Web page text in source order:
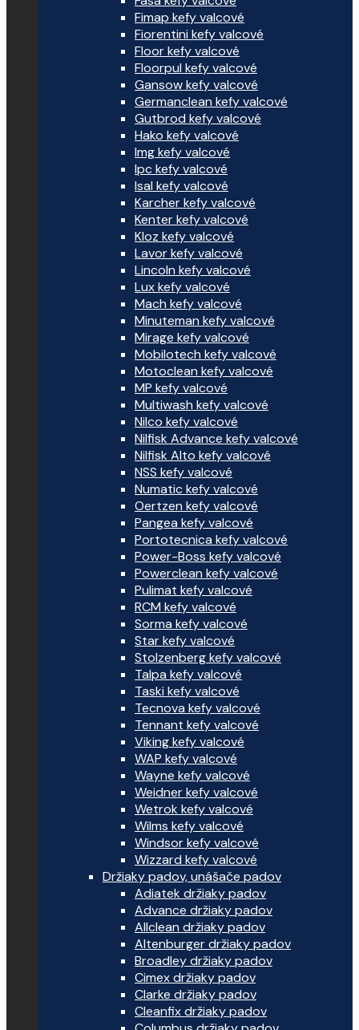
Fimap kefy valcové
Fiorentini kefy valcové
Floor kefy valcové
Floorpul kefy valcové
Gansow kefy valcové
Germanclean kefy valcové
Gutbrod kefy valcové
Hako kefy valcové
Img kefy valcové
Ipc kefy valcové
Isal kefy valcové
Karcher kefy valcové
Kenter kefy valcové
Kloz kefy valcové
Lavor kefy valcové
Lincoln kefy valcové
Lux kefy valcové
Mach kefy valcové
Minuteman kefy valcové
Mirage kefy valcové
Mobilotech kefy valcové
Motoclean kefy valcové
MP kefy valcové
Multiwash kefy valcové
Nilco kefy valcové
Nilfisk Advance kefy valcové
Nilfisk Alto kefy valcové
NSS kefy valcové
Numatic kefy valcové
Oertzen kefy valcové
Pangea kefy valcové
Portotecnica kefy valcové
Power-Boss kefy valcové
Powerclean kefy valcové
Pulimat kefy valcové
RCM kefy valcové
Sorma kefy valcové
Star kefy valcové
Stolzenberg kefy valcové
Talpa kefy valcové
Taski kefy valcové
Tecnova kefy valcové
Tennant kefy valcové
Viking kefy valcové
WAP kefy valcové
Wayne kefy valcové
Weidner kefy valcové
Wetrok kefy valcové
Wilms kefy valcové
Windsor kefy valcové
Wizzard kefy valcové
Držiaky padov, unášače padov
Adiatek držiaky padov
Advance držiaky padov
Allclean držiaky padov
Altenburger držiaky padov
Broadley držiaky padov
Cimex držiaky padov
Clarke držiaky padov
Cleanfix držiaky padov